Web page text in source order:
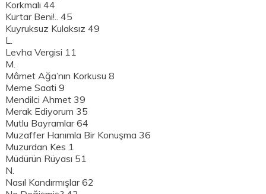
Korkmalı 44
Kurtar Beni!.. 45
Kuyruksuz Kulaksız 49
L.
Levha Vergisi 11
M.
Mâmet Ağa’nın Korkusu 8
Meme Saati 9
Mendilci Ahmet 39
Merak Ediyorum 35
Mutlu Bayramlar 64
Muzaffer Hanımla Bir Konuşma 36
Muzurdan Kes 1
Müdürün Rüyası 51
N.
Nasıl Kandırmışlar 62